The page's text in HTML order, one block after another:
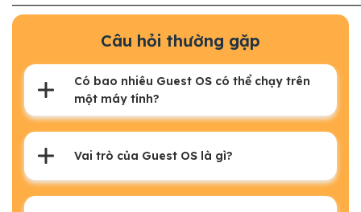
Câu hỏi thường gặp
Có bao nhiêu Guest OS có thể chạy trên
một máy tính?
Vai trò của Guest OS là gì?